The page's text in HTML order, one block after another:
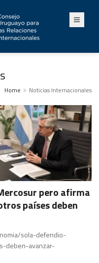
Home Noticias Internacionales
pero afirma
países deben
sola-defendio-
deben-avanzar-